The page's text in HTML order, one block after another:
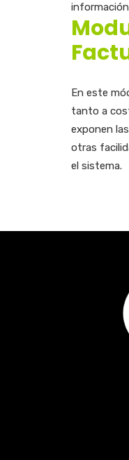
En este
tanto a
exponen
otras
el sistema.